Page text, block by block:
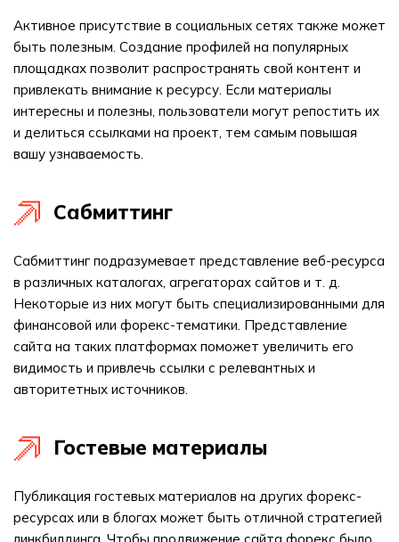
Активное присутствие в социальных сетях также может
быть полезным. Создание профилей на популярных
площадках позволит распространять свой контент и
привлекать внимание к ресурсу. Если материалы
интересны и полезны, пользователи могут репостить их
и делиться ссылками на проект, тем самым повышая
вашу узнаваемость.
Сабмиттинг
Сабмиттинг подразумевает представление веб-ресурса
в различных каталогах, агрегаторах сайтов и т. д.
Некоторые из них могут быть специализированными для
финансовой или форекс-тематики. Представление
сайта на таких платформах поможет увеличить его
видимость и привлечь ссылки с релевантных и
авторитетных источников.
Гостевые материалы
Публикация гостевых материалов на других форекс-
ресурсах или в блогах может быть отличной стратегией